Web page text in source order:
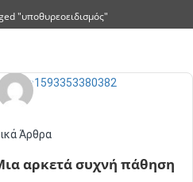
"υποθυρεοειδισμός"
Άρθρα
αρκετά συχνή πάθηση